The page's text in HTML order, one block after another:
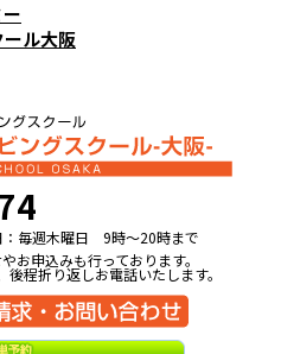
ル大阪
：毎週木曜日 9時〜20時まで
お申込みも行っております。
程折り返しお電話いたします。